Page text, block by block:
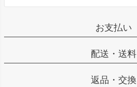
お支払い
配送・送料
返品・交換